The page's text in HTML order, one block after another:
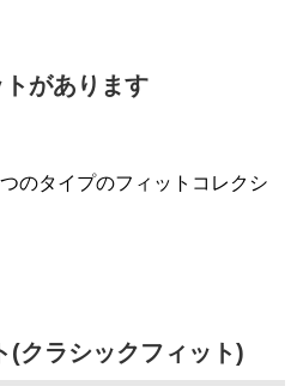
があります
のタイプのフィットコレクシ
クラシックフィット)